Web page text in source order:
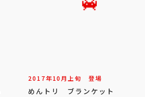
2017年10月上旬 登場
めんトリ ブランケット